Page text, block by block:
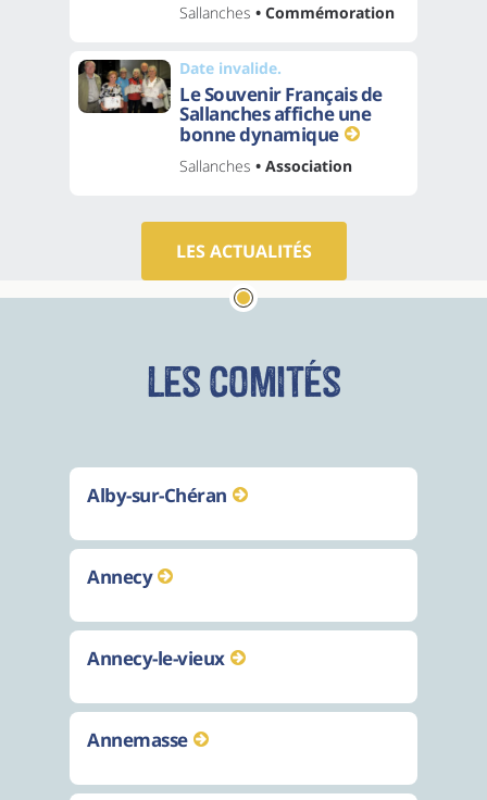
Sallanches • Commémoration
Date invalide.
Le Souvenir Français de
Sallanches affiche une
bonne dynamique
Sallanches • Association
LES ACTUALITÉS
Les comités
Alby-sur-Chéran
Annecy
Annecy-le-vieux
Annemasse